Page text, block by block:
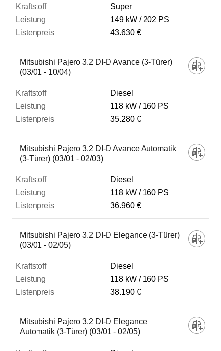
Super
149 kW
202 PS
43.630 €
Mitsubishi Pajero 3.2 DI-D Avance (3-Türer)
(03/01 - 10/04)
Diesel
118 kW
160 PS
35.280 €
Mitsubishi Pajero 3.2 DI-D Avance Automatik
(3-Türer) (03/01 - 02/03)
Diesel
118 kW
160 PS
36.960 €
Mitsubishi Pajero 3.2 DI-D Elegance (3-Türer)
(03/01 - 02/05)
Diesel
118 kW
160 PS
38.190 €
Mitsubishi Pajero 3.2 DI-D Elegance
Automatik (3-Türer) (03/01 - 02/05)